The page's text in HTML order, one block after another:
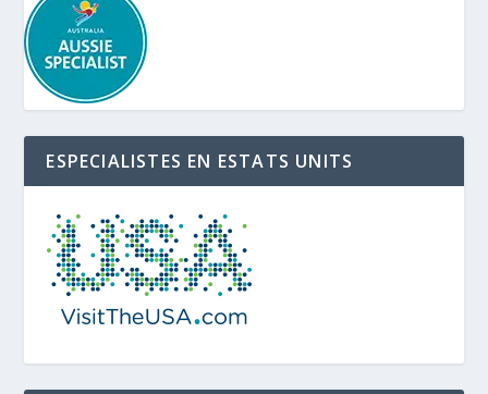
ESPECIALISTES EN ESTATS UNITS